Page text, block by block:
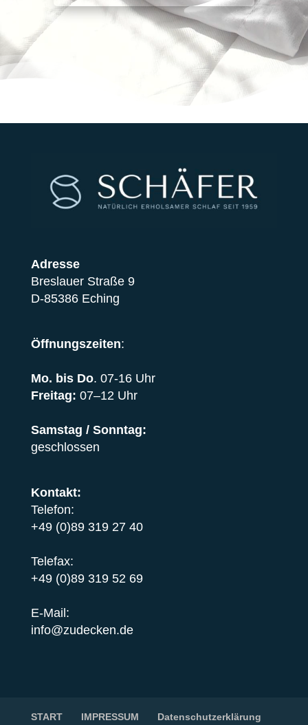
Adresse
Breslauer Straße 9
D-85386 Eching
Öffnungszeiten:
Mo. bis Do. 07-16 Uhr
Freitag: 07–12 Uhr
Samstag / Sonntag:
geschlossen
Kontakt:
Telefon:
+49 (0)89 319 27 40
Telefax:
+49 (0)89 319 52 69
E-Mail:
info@zudecken.de
START IMPRESSUM Datenschutzerklärung